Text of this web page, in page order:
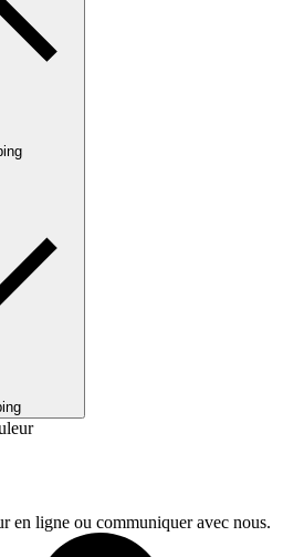
en ligne ou communiquer avec nous.